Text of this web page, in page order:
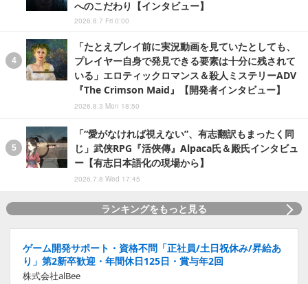
へのこだわり【インタビュー】
2026.8.7 Fri 0:00
「たとえプレイ前に実況動画を見ていたとしても、
プレイヤー自身で発見できる要素は十分に残されて
いる」エロティックロマンス＆殺人ミステリーADV
『The Crimson Maid』【開発者インタビュー】
2026.8.3 Mon 18:50
「“愛がなければ視えない”、有志翻訳もまったく同
じ」武侠RPG『活俠傳』Alpaca氏＆殿氏インタビュ
ー【有志日本語化の現場から】
2026.7.8 Wed 17:45
ランキングをもっと見る
ゲーム開発サポート・資格不問「正社員/土日祝休み/昇給あ
り」第2新卒歓迎・年間休日125日・賞与年2回
株式会社alBee